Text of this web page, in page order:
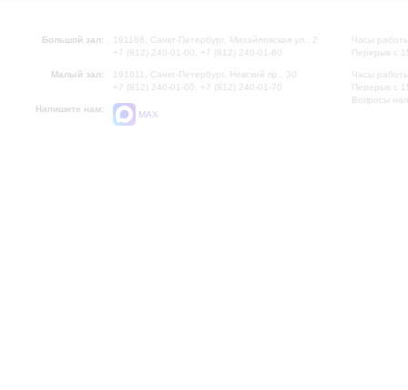
Большой зал:
191186, Санкт-Петербург, Михайловская ул., 2
+7 (812) 240-01-00, +7 (812) 240-01-80
Малый зал:
191011, Санкт-Петербург, Невский пр., 30
+7 (812) 240-01-00, +7 (812) 240-01-70
Напишите нам:
MAX
Часы
Перерыв с
Часы
Перерыв с
Вопросы